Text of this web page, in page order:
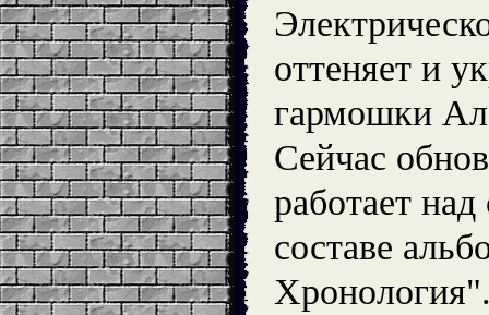
оттеняет и
гармошки
Сейчас
работает
составе